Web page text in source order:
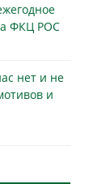
ФКЦ РОС
нет и не
и